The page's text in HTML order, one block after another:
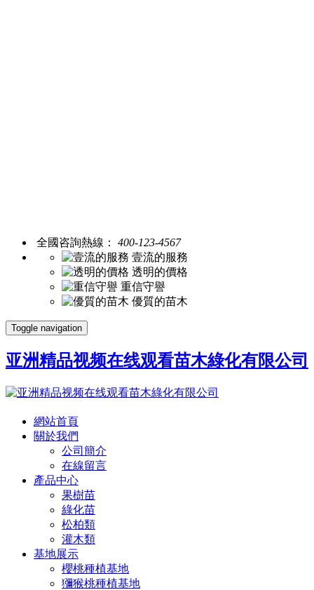
全國咨詢熱線： 400-123-4567
壹流的服務
透明的價格
重信守譽
優質的苗木
Toggle navigation
亚洲精品视频在线观看苗木綠化有限公司
網站首頁
關於我們
公司簡介
在線留言
產品中心
果樹苗
綠化苗
松柏類
灌木類
基地展示
櫻桃種植基地
獼猴桃種植基地